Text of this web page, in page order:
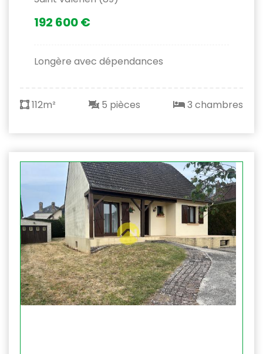
192 600 €
Longère avec dépendances
112m² 5 pièces 3 chambres